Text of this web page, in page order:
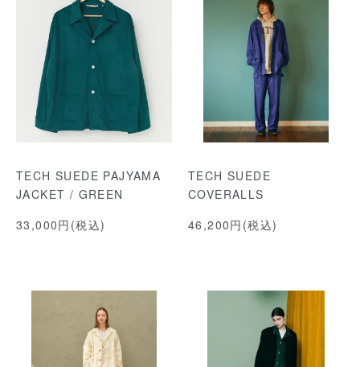
TECH SUEDE PAJYAMA
JACKET / GREEN
33,000円(税込)
TECH SUEDE
COVERALLS
46,200円(税込)